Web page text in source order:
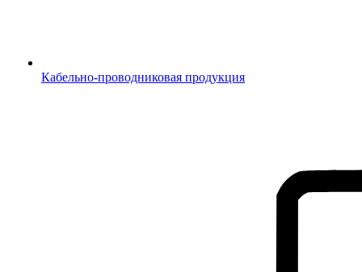
Кабельно-проводниковая продукция